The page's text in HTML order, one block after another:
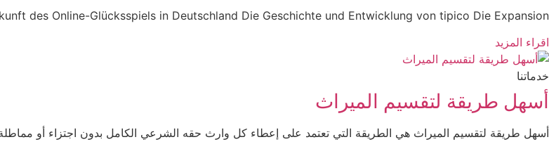
des Online-Glücksspiels in Deutschland Die Geschichte und Entwicklung von tipico Die Expansion
اقراء المزيد
خدماتنا
أسهل طريقة لتقسيم الميراث
أسهل طريقة لتقسيم الميراث هي الطريقة التي تعتمد على إعطاء كل وارث حقه الشرعي الكامل بدون اجتزاء أو